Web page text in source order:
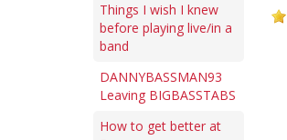
Things I wish I knew
before playing live/in a
band
DANNYBASSMAN93
Leaving BIGBASSTABS
How to get better at